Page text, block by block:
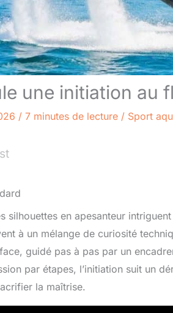
une initiation au
/ 7 minutes de lecture / Sport
silhouettes en apesanteur
à un mélange de curiosité
guidé pas à pas par un
par étapes, l’initiation suit un
la maîtrise.